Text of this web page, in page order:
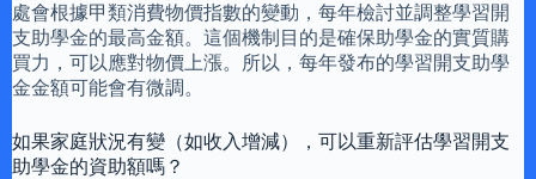
處會根據甲類消費物價指數的變動，每年檢討並調整學習開
支助學金的最高金額。這個機制目的是確保助學金的實質購
買力，可以應對物價上漲。所以，每年發布的學習開支助學
金金額可能會有微調。
如果家庭狀況有變（如收入增減），可以重新評估學習開支
助學金的資助額嗎？